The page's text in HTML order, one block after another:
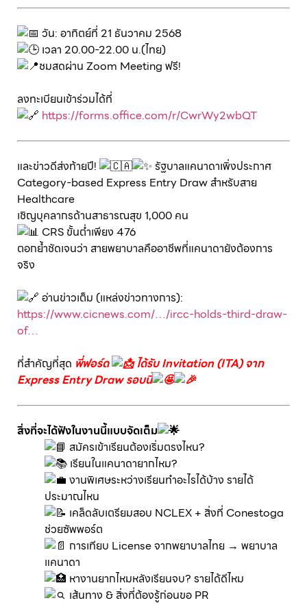
วัน: อาทิตย์ที่ 21 ธันวาคม 2568
เวลา 20.00-22.00 น.(ไทย)
ชมสดผ่าน Zoom Meeting ฟรี!
ลงทะเบียนเข้าร่วมได้ที่
https://forms.office.com/r/CwrWy2wbQT
และข่าวดีส่งท้ายปี!
รัฐบาลแคนาดาเพิ่งประกาศ
Category-based Express Entry Draw สำหรับสาย
Healthcare
เชิญบุคลากรด้านสาธารณสุข 1,000 คน
CRS ขั้นต่ำเพียง 476
ตอกย้ำชัดเจนว่า สายพยาบาลคืออาชีพที่แคนาดายังต้องการ
จริง
อ่านข่าวเต็ม (แหล่งข่าวทางการ):
https://www.cicnews.com/…/ircc-holds-third-draw-
of…
ที่สำคัญที่สุด พี่ฟอร์ด
ได้รับ Invitation (ITA) จาก
Express Entry Draw รอบนี้
สิ่งที่จะได้ฟังในงานนี้แบบจัดเต็ม
สมัครเข้าเรียนต้องเริ่มตรงไหน?
เรียนในแคนาดายากไหม?
งานพิเศษระหว่างเรียนทำอะไรได้บ้าง รายได้
ประมาณไหน
เคล็ดลับเตรียมสอบ NCLEX + สิ่งที่ Conestoga
ช่วยซัพพอร์ต
การเทียบ License จากพยาบาลไทย → พยาบาล
แคนาดา
หางานยากไหมหลังเรียนจบ? รายได้ดีไหม
เส้นทาง & สิ่งที่ต้องรู้ก่อนขอ PR